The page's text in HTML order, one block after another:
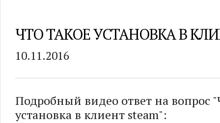
ЧТО ТАКОЕ УСТАНОВКА В
10.11.2016
Подробный видео ответ на вопрос
установка в клиент steam":